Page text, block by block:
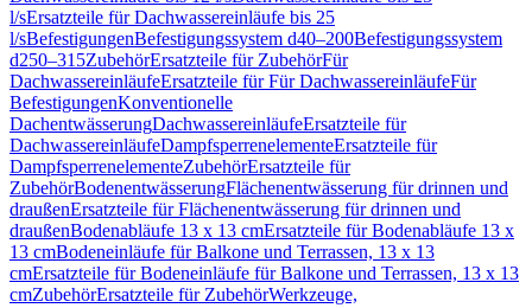
l/sErsatzteile für Dachwassereinläufe bis 25
l/sBefestigungenBefestigungssystem d40–200Befestigungssystem
d250–315ZubehörErsatzteile für ZubehörFür
DachwassereinläufeErsatzteile für Für DachwassereinläufeFür
BefestigungenKonventionelle
DachentwässerungDachwassereinläufeErsatzteile für
DachwassereinläufeDampfsperrenelementeErsatzteile für
DampfsperrenelementeZubehörErsatzteile für
ZubehörBodenentwässerungFlächenentwässerung für drinnen und
draußenErsatzteile für Flächenentwässerung für drinnen und
draußenBodenabläufe 13 x 13 cmErsatzteile für Bodenabläufe 13 x
13 cmBodeneinläufe für Balkone und Terrassen, 13 x 13
cmErsatzteile für Bodeneinläufe für Balkone und Terrassen, 13 x 13
cmZubehörErsatzteile für ZubehörWerkzeuge,